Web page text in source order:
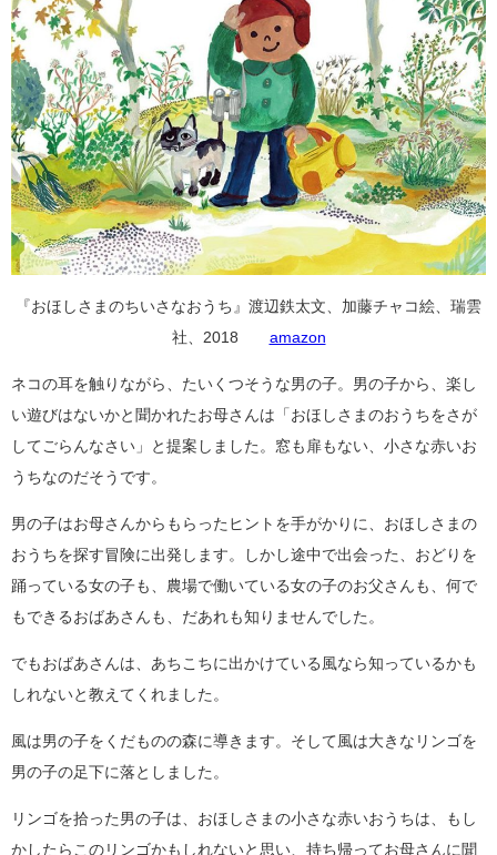
『おほしさまのちいさなおうち』渡辺鉄太文、加藤チャコ絵、瑞雲
社、2018 amazon
ネコの耳を触りながら、たいくつそうな男の子。男の子から、楽し
い遊びはないかと聞かれたお母さんは「おほしさまのおうちをさが
してごらんなさい」と提案しました。窓も扉もない、小さな赤いお
うちなのだそうです。
男の子はお母さんからもらったヒントを手がかりに、おほしさまの
おうちを探す冒険に出発します。しかし途中で出会った、おどりを
踊っている女の子も、農場で働いている女の子のお父さんも、何で
もできるおばあさんも、だあれも知りませんでした。
でもおばあさんは、あちこちに出かけている風なら知っているかも
しれないと教えてくれました。
風は男の子をくだものの森に導きます。そして風は大きなリンゴを
男の子の足下に落としました。
リンゴを拾った男の子は、おほしさまの小さな赤いおうちは、もし
かしたらこのリンゴかもしれないと思い、持ち帰ってお母さんに聞